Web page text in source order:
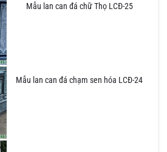
Mẫu lan can đá chữ Thọ LCĐ-25
Mẫu lan can đá chạm sen hóa LCĐ-24